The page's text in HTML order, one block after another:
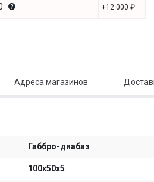
+12 000 ₽
Адреса магазинов
Габбро-диабаз
100х50х5